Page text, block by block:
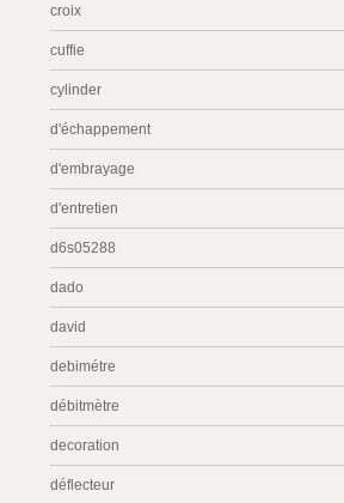
croix
cuffie
cylinder
d'échappement
d'embrayage
d'entretien
d6s05288
dado
david
debimétre
débitmètre
decoration
déflecteur